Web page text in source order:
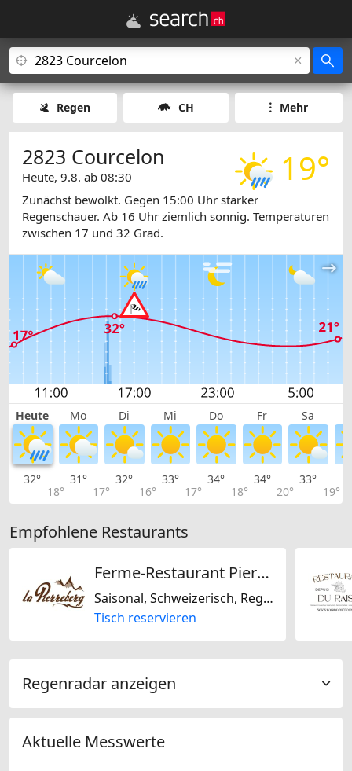
Regen CH Mehr
19°
2823 Courcelon
Heute, 9.8. ab 08:30
Zunächst bewölkt. Gegen 15:00 Uhr starker
Regenschauer. Ab 16 Uhr ziemlich sonnig. Temperaturen
zwischen 17 und 32 Grad.
Heute Mo Di Mi Do Fr Sa
32°
18°
31°
17°
32°
16°
33°
17°
34°
18°
34°
20°
33°
19°
Empfohlene Restaurants
Ferme-Restaurant Pierreberg
Saisonal, Schweizerisch, Regional
Tisch reservieren
Regenradar anzeigen
Aktuelle Messwerte